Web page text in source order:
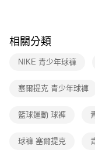
※ 交易是否成功請以「
是否繳費成功／繳費後需
客戶支援中心」https://
１．透過由恩沛科技股
權轉讓予恩沛科技股份有
３．未成年的使用者請事
相關分類
NIKE 青少年球褲
塞爾提克 青少年球褲
籃球運動 球褲
球褲 塞爾提克